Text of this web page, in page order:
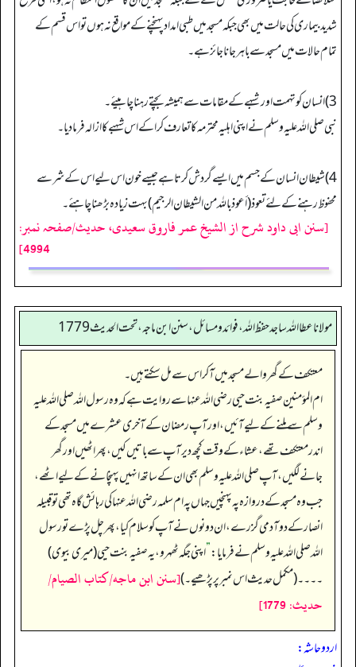
شدید بیماری کی حالت میں بھی جبکہ مسجد میں طبی امداد پہنچنے کے مواقع نہ ہوں تو اس قسم کے
تمام حالات میں مسجد سے باہر جانا جائز ہے۔
3) انسان کو تہمت اور شبہے کے مقامات سے ہمیشہ بچتے رہنا چاہیئے۔
نبی صلی اللہ علیہ وسلم نے اپنی اہلیہ محترمہ کا تعارف کرا کے اس شہبے کا ازالہ فرما دیا۔
4) شیطان انسان کے جسم میں ایسے گردش کرتا ہے جیسے خون اس لیے اس کے شر سے
محفوظ رہنے کے لئے تعوذ (أعوذ باللہ من الشیطان الرجیم) بہت زیادہ بڑھنا چاہئے۔
[سنن ابی داود شرح از الشیخ عمر فاروق سعیدی، حدیث/صفحہ نمبر:
4994]
مولانا عطا الله ساجد حفظ الله، فوائد و مسائل، سنن ابن ماجه، تحت الحديث1779
معتکف کے گھر والے مسجد میں آ کر اس سے مل سکتے ہیں۔
ام المؤمنین صفیہ بنت حیی رضی اللہ عنہا سے روایت ہے کہ وہ رسول اللہ صلی اللہ علیہ
وسلم سے ملنے کے لیے آئیں، اور آپ رمضان کے آخری عشرے میں مسجد کے
اندر معتکف تھے، عشاء کے وقت کچھ دیر آپ سے باتیں کیں، پھر اٹھیں اور گھر
جانے لگیں، آپ صلی اللہ علیہ وسلم بھی ان کے ساتھ انہیں پہنچانے کے لیے اٹھے،
جب وہ مسجد کے دروازہ پہ پہنچیں جہاں پہ ام سلمہ رضی اللہ عنہا کی رہائش گاہ تھی تو قبیلہ
انصار کے دو آدمی گزرے، ان دونوں نے آپ کو سلام کیا، پھر چل پڑے تو رسول
اللہ صلی اللہ علیہ وسلم نے فرمایا:”اپنی جگہ ٹھہرو، یہ صفیہ بنت حیی (میری بیوی)
۔۔۔۔ (مکمل حدیث اس نمبر پر پڑھیے۔)[سنن ابن ماجه/كتاب الصيام/
حدیث: 1779]
اردو حاشہ: